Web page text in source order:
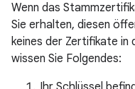
Wenn das
Sie erhalten, diesen
keines der Zertifikate in
wissen Sie Folgendes: